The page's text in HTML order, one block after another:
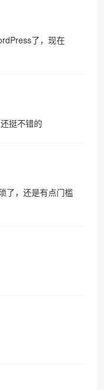
了，现在
挺不错的
了，还是有点门槛